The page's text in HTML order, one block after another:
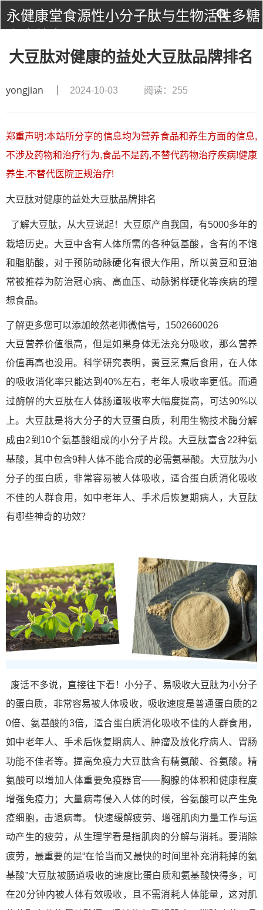
永健康堂食源性小分子肽与生物活性多糖
大豆肽对健康的益处大豆肽品牌排名
yongjian 2024-10-03 阅读：255
郑重声明:本站所分享的信息均为营养食品和养生方面的信息,
不涉及药物和治疗行为,食品不是药,不替代药物治疗疾病!健康
养生,不替代医院正规治疗!
大豆 肽对健康的益处大豆 肽品牌排名
了解大豆 肽，从大豆说起！大豆原产自我国，有5000多年的
栽培历史。大豆中含有人体所需的各种氨基酸，含有的不饱
和脂肪酸，对于预防动脉硬化有很大作用，所以黄豆和豆油
常被推荐为防治冠心病、高血压、动脉粥样硬化等疾病的理
想食品。
了解更多您可以添加皎然老师微信号，1502660026
大豆营养价值很高，但是如果身体无法充分吸收，那么营养
价值再高也没用。科学研究表明，黄豆烹煮后食用，在人体
的吸收消化率只能达到40%左右，老年人吸收率更低。而通
过酶解的大豆 肽在人体肠道吸收率大幅度提高，可达90%以
上。大豆 肽是将大分子的大豆蛋白质，利用生物技术酶分解
成由2到10个氨基酸组成的小分子片段。大豆 肽富含22种氨
基酸，其中包含9种人体不能合成的必需氨基酸。大豆 肽为小
分子的蛋白质，非常容易被人体吸收，适合蛋白质消化吸收
不佳的人群食用，如中老年人、手术后恢复期病人，大豆 肽
有哪些神奇的功效？
废话不多说，直接往下看！小分子、易吸收大豆 肽为小分子
的蛋白质，非常容易被人体吸收，吸收速度是普通蛋白质的2
0倍、氨基酸的3倍，适合蛋白质消化吸收不佳的人群食用，
如中老年人、手术后恢复期病人、肿瘤及放化疗病人、胃肠
功能不佳者等。提高免疫力大豆 肽含有精氨酸、谷氨酸。精
氨酸可以增加人体重要免疫器官——胸腺的体积和健康程度
增强免疫力；大量病毒侵入人体的时候，谷氨酸可以产生免
疫细胞，击退病毒。 快速缓解疲劳、增强肌肉力量工作与运
动产生的疲劳，从生理学看是指肌肉的分解与消耗。要消除
疲劳，最重要的是“在恰当而又最快的时间里补充消耗掉的氨
基酸”大豆 肽被肠道吸收的速度比蛋白质和氨基酸快得多，可
在20分钟内被人体有效吸收，且不需消耗人体能量，这对肌